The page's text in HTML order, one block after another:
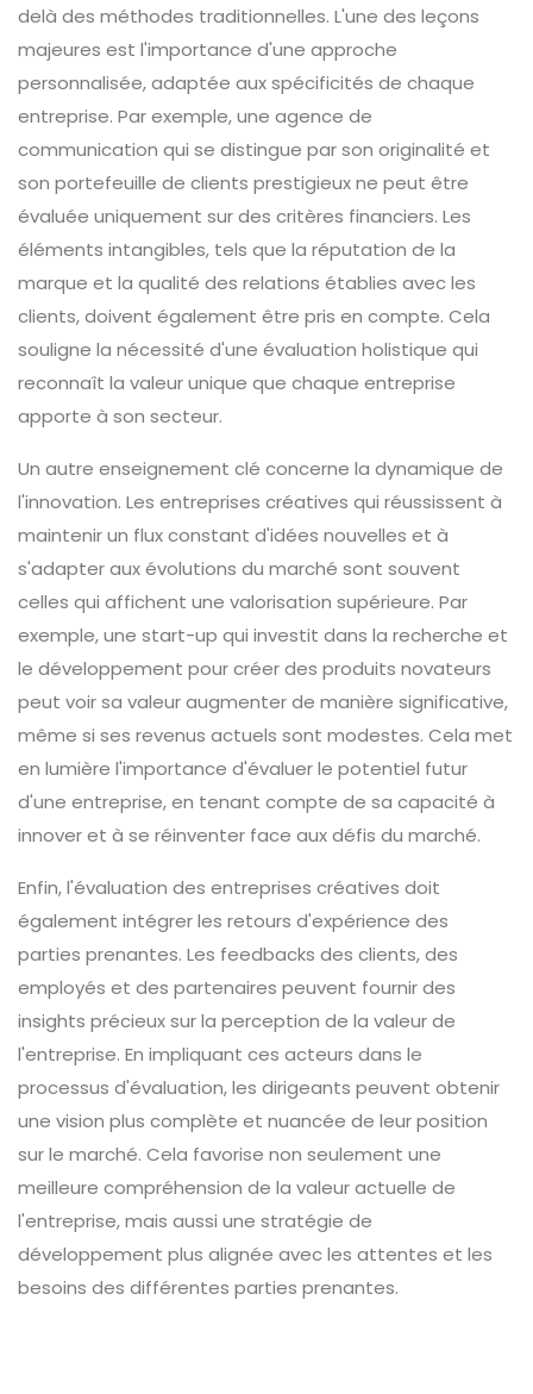
delà des méthodes traditionnelles. L'une des leçons
majeures est l'importance d'une approche
personnalisée, adaptée aux spécificités de chaque
entreprise. Par exemple, une agence de
communication qui se distingue par son originalité et
son portefeuille de clients prestigieux ne peut être
évaluée uniquement sur des critères financiers. Les
éléments intangibles, tels que la réputation de la
marque et la qualité des relations établies avec les
clients, doivent également être pris en compte. Cela
souligne la nécessité d'une évaluation holistique qui
reconnaît la valeur unique que chaque entreprise
apporte à son secteur.
Un autre enseignement clé concerne la dynamique de
l'innovation. Les entreprises créatives qui réussissent à
maintenir un flux constant d'idées nouvelles et à
s'adapter aux évolutions du marché sont souvent
celles qui affichent une valorisation supérieure. Par
exemple, une start-up qui investit dans la recherche et
le développement pour créer des produits novateurs
peut voir sa valeur augmenter de manière significative,
même si ses revenus actuels sont modestes. Cela met
en lumière l'importance d'évaluer le potentiel futur
d'une entreprise, en tenant compte de sa capacité à
innover et à se réinventer face aux défis du marché.
Enfin, l'évaluation des entreprises créatives doit
également intégrer les retours d'expérience des
parties prenantes. Les feedbacks des clients, des
employés et des partenaires peuvent fournir des
insights précieux sur la perception de la valeur de
l'entreprise. En impliquant ces acteurs dans le
processus d'évaluation, les dirigeants peuvent obtenir
une vision plus complète et nuancée de leur position
sur le marché. Cela favorise non seulement une
meilleure compréhension de la valeur actuelle de
l'entreprise, mais aussi une stratégie de
développement plus alignée avec les attentes et les
besoins des différentes parties prenantes.